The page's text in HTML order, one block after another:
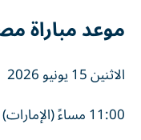
موعد مباراة
الاثنين 15 يونيو 2026
11:00 مساءً (الإمارات) - 10:00 مساءً (مصر والسعودية)